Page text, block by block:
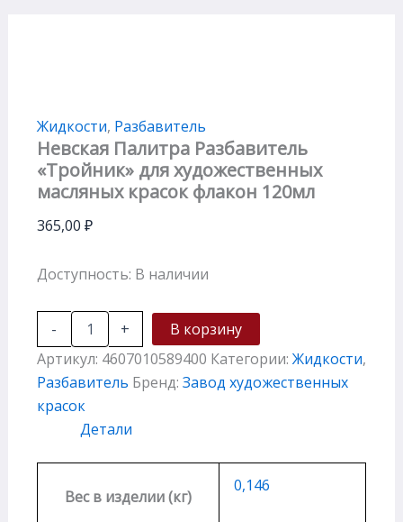
Жидкости, Разбавитель
Невская Палитра Разбавитель
«Тройник» для художественных
масляных красок флакон 120мл
365,00 ₽
Доступность: В наличии
- +
В корзину
Артикул: 4607010589400 Категории: Жидкости,
Разбавитель Бренд: Завод художественных
красок
Детали
Вес в изделии (кг)
0,146